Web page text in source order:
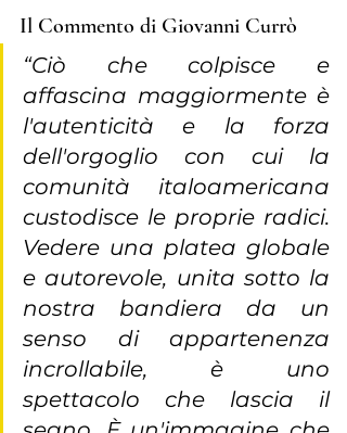
Il Commento di Giovanni Currò
“Ciò che colpisce e
affascina maggiormente è
l'autenticità e la forza
dell'orgoglio con cui la
comunità italoamericana
custodisce le proprie radici.
Vedere una platea globale
e autorevole, unita sotto la
nostra bandiera da un
senso di appartenenza
incrollabile, è uno
spettacolo che lascia il